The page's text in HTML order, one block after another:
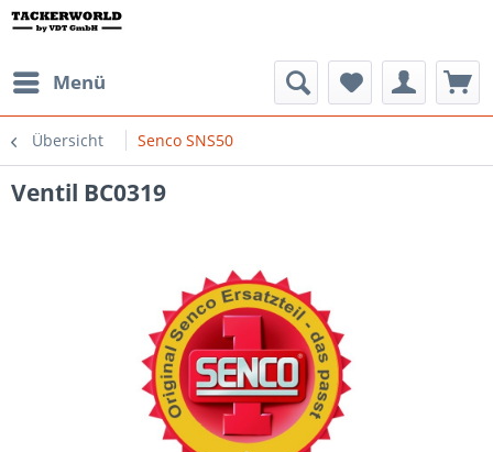
Menü
Übersicht Senco SNS50
Ventil BC0319